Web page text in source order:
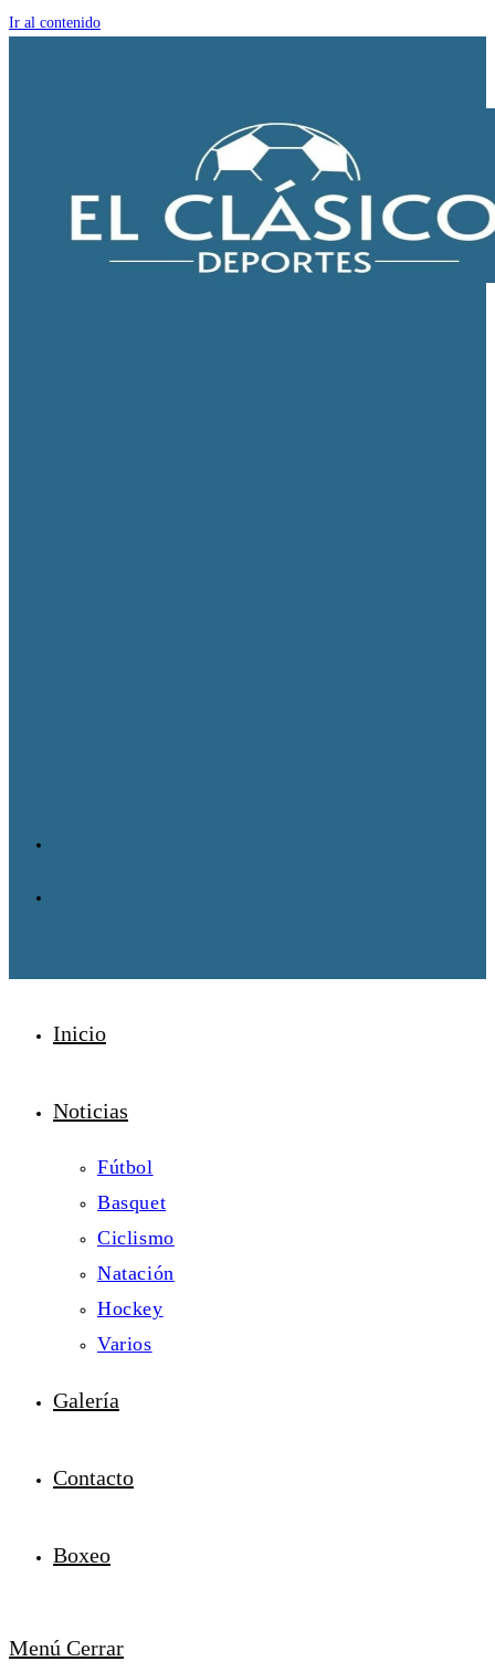
Ir al contenido
Inicio
Noticias
Fútbol
Basquet
Ciclismo
Natación
Hockey
Varios
Galería
Contacto
Boxeo
Menú Cerrar